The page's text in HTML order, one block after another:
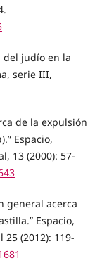
del judío en la
serie III,
de la expulsión
Espacio,
13 (2000): 57-
general acerca
Espacio,
(2012): 119-